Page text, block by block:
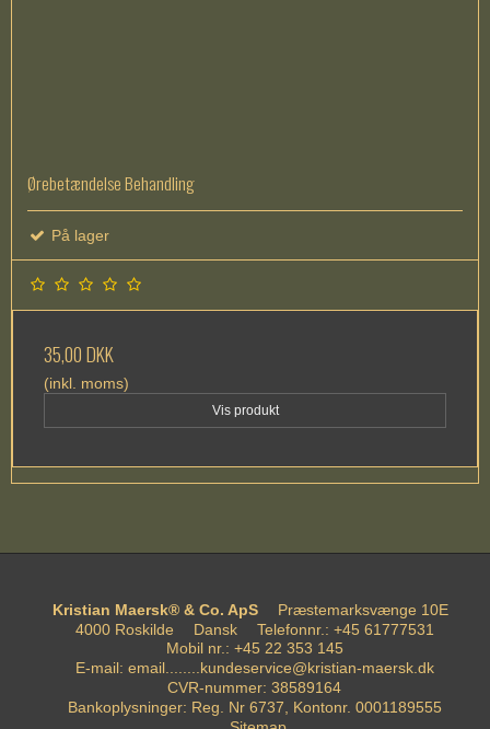
Ørebetændelse Behandling
På lager
35,00 DKK
(inkl. moms)
Vis produkt
Kristian Maersk® & Co. ApS
Præstemarksvænge 10E
4000 Roskilde
Dansk Telefonnr. : +45 61777531
Mobil nr.: +45 22 353 145
E-mail: email........kundeservice@kristian-maersk.dk
CVR-nummer: 38589164
Bankoplysninger: Reg. Nr 6737, Kontonr. 0001189555